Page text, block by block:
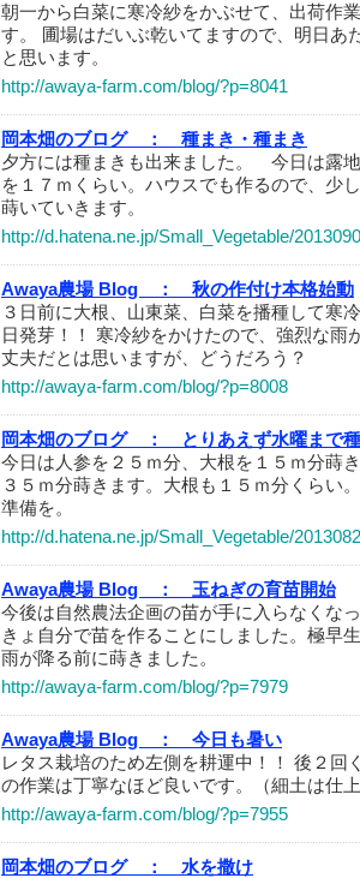
朝一から白菜に寒冷紗をかぶせて、出荷作
す。 圃場はだいぶ乾いてますので、明日あ
と思います。
http://awaya-farm.com/blog/?p=8041
岡本畑のブログ ：
種まき・種まき
夕方には種まきも出来ました。 今日は露
を１７ｍくらい。ハウスでも作るので、少
蒔いていきます。
http://d.hatena.ne.jp/Small_Vegetable/
Awaya農場 Blog ：
秋の作付け本格始動
３日前に大根、山東菜、白菜を播種して寒
日発芽！！ 寒冷紗をかけたので、強烈な雨
丈夫だとは思いますが、どうだろう？
http://awaya-farm.com/blog/?p=8008
岡本畑のブログ ：
とりあえず水曜まで
今日は人参を２５ｍ分、大根を１５ｍ分蒔
３５ｍ分蒔きます。大根も１５ｍ分くらい
準備を。
http://d.hatena.ne.jp/Small_Vegetable/
Awaya農場 Blog ：
玉ねぎの育苗開始
今後は自然農法企画の苗が手に入らなくな
きょ自分で苗を作ることにしました。極早
雨が降る前に蒔きました。
http://awaya-farm.com/blog/?p=7979
Awaya農場 Blog ：
今日も暑い
レタス栽培のため左側を耕運中！！ 後２回
の作業は丁寧なほど良いです。（細土は仕
http://awaya-farm.com/blog/?p=7955
岡本畑のブログ ：
水を撒け